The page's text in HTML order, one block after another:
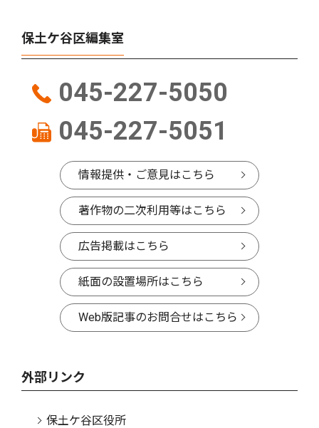
保土ケ谷区編集室
045-227-5050
045-227-5051
情報提供・ご意見はこちら
著作物の二次利用等はこちら
広告掲載はこちら
紙面の設置場所はこちら
Web版記事のお問合せはこちら
外部リンク
保土ケ谷区役所